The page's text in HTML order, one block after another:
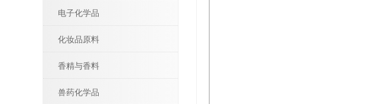
电子化学品
化妆品原料
香精与香料
兽药化学品